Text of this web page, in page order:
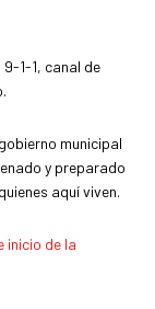
1-1, canal de
municipal
y preparado
aquí viven.
inicio de la